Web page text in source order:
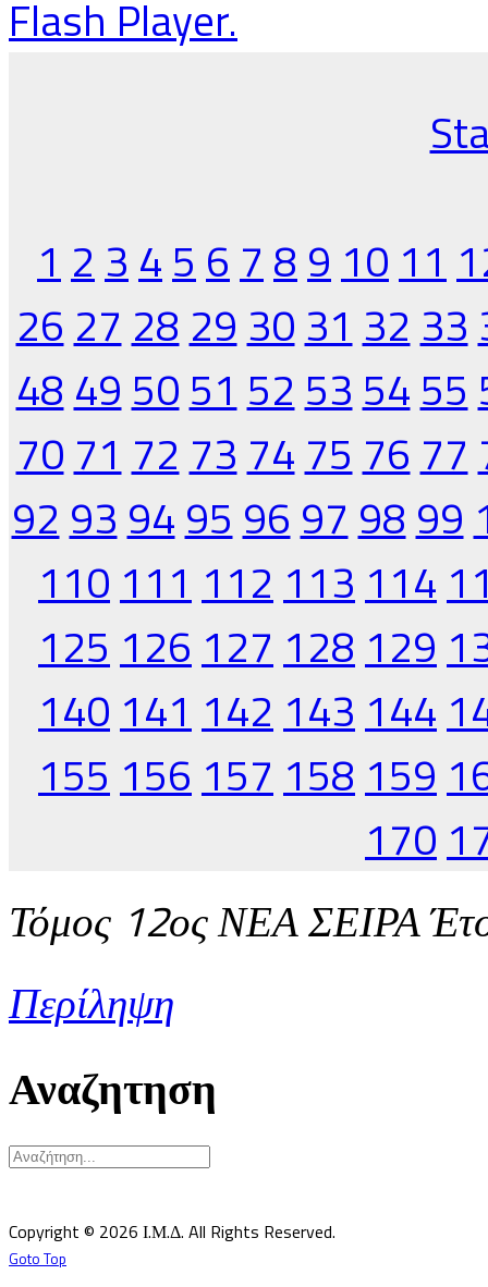
Flash Player.
1 2 3 4 5 6 7 8 9 10 11
26 27 28 29 30 31 32 33
48 49 50 51 52 53 54 55
70 71 72 73 74 75 76 77
92 93 94 95 96 97 98 99
110 111 112 113 114
125 126 127 128 129
140 141 142 143 144
155 156 157 158 159
170
Τόμος 12ος ΝΕΑ ΣΕΙΡΑ
Περίληψη
Αναζητηση
Copyright © 2026 Ι.Μ.Δ. All Rights Reserved.
Goto Top